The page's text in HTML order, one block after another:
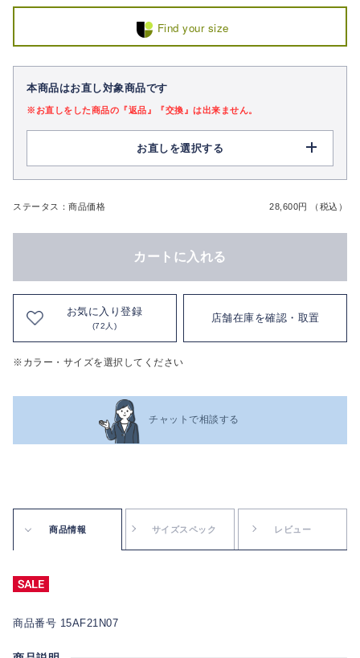
Find your size
本商品はお直し対象商品です
※お直しをした商品の『返品』『交換』は出来ません。
お直しを選択する
ステータス：商品価格 28,600円 （税込）
カートに入れる
お気に入り登録
(72人)
店舗在庫を確認・取置
※カラー・サイズを選択してください
チャットで相談する
商品情報 サイズスペック レビュー
商品番号 15AF21N07